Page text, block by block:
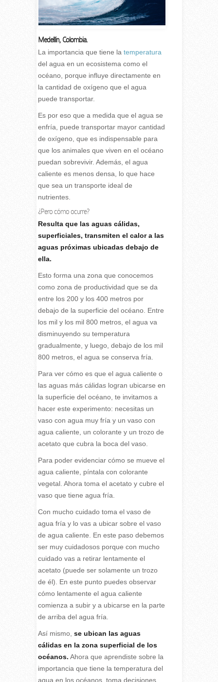
Medellín, Colombia.
La importancia que tiene la temperatura
del agua en un ecosistema como el
océano, porque influye directamente en
la cantidad de oxígeno que el agua
puede transportar.
Es por eso que a medida que el agua se
enfría, puede transportar mayor cantidad
de oxígeno, que es indispensable para
que los animales que viven en el océano
puedan sobrevivir. Además, el agua
caliente es menos densa, lo que hace
que sea un transporte ideal de
nutrientes.
¿Pero cómo ocurre?
Resulta que las aguas cálidas,
superficiales, transmiten el calor a las
aguas próximas ubicadas debajo de
ella.
Esto forma una zona que conocemos
como zona de productividad que se da
entre los 200 y los 400 metros por
debajo de la superficie del océano. Entre
los mil y los mil 800 metros, el agua va
disminuyendo su temperatura
gradualmente, y luego, debajo de los mil
800 metros, el agua se conserva fría.
Para ver cómo es que el agua caliente o
las aguas más cálidas logran ubicarse en
la superficie del océano, te invitamos a
hacer este experimento: necesitas un
vaso con agua muy fría y un vaso con
agua caliente, un colorante y un trozo de
acetato que cubra la boca del vaso.
Para poder evidenciar cómo se mueve el
agua caliente, píntala con colorante
vegetal. Ahora toma el acetato y cubre el
vaso que tiene agua fría.
Con mucho cuidado toma el vaso de
agua fría y lo vas a ubicar sobre el vaso
de agua caliente. En este paso debemos
ser muy cuidadosos porque con mucho
cuidado vas a retirar lentamente el
acetato (puede ser solamente un trozo
de él). En este punto puedes observar
cómo lentamente el agua caliente
comienza a subir y a ubicarse en la parte
de arriba del agua fría.
Así mismo, se ubican las aguas
cálidas en la zona superficial de los
océanos. Ahora que aprendiste sobre la
importancia que tiene la temperatura del
agua en los océanos, toma decisiones